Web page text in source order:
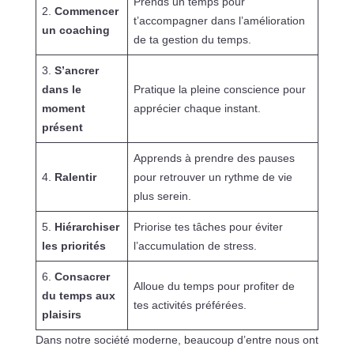
2. Commencer
un coaching
t’accompagner dans l’amélioration
de ta gestion du temps.
3. S’ancrer
dans le
moment
présent
Pratique la pleine conscience pour
apprécier chaque instant.
4. Ralentir
Apprends à prendre des pauses
pour retrouver un rythme de vie
plus serein.
5. Hiérarchiser
les priorités
Priorise tes tâches pour éviter
l’accumulation de stress.
6. Consacrer
du temps aux
plaisirs
Alloue du temps pour profiter de
tes activités préférées.
Dans notre société moderne, beaucoup d’entre nous ont